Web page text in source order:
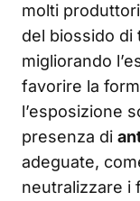
molti
del biossido di
migliorando
favorire la
l’esposizione
presenza di
adeguate,
neutralizzare i